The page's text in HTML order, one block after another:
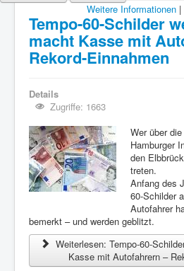
Tempo-60-Schilder
macht Kasse mit
Rekord-Einnahmen
Details
Zugriffe: 1663
Wer über
Hamburger
den
treten.
Anfang des
60-Schilder
Autofahrer
bemerkt – und werden geblitzt.
Weiterlesen: Tempo-60-
Kasse mit Autofahrern –
Weitere Informationen|